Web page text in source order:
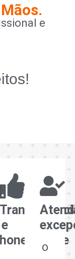
e
e
honestidade
O